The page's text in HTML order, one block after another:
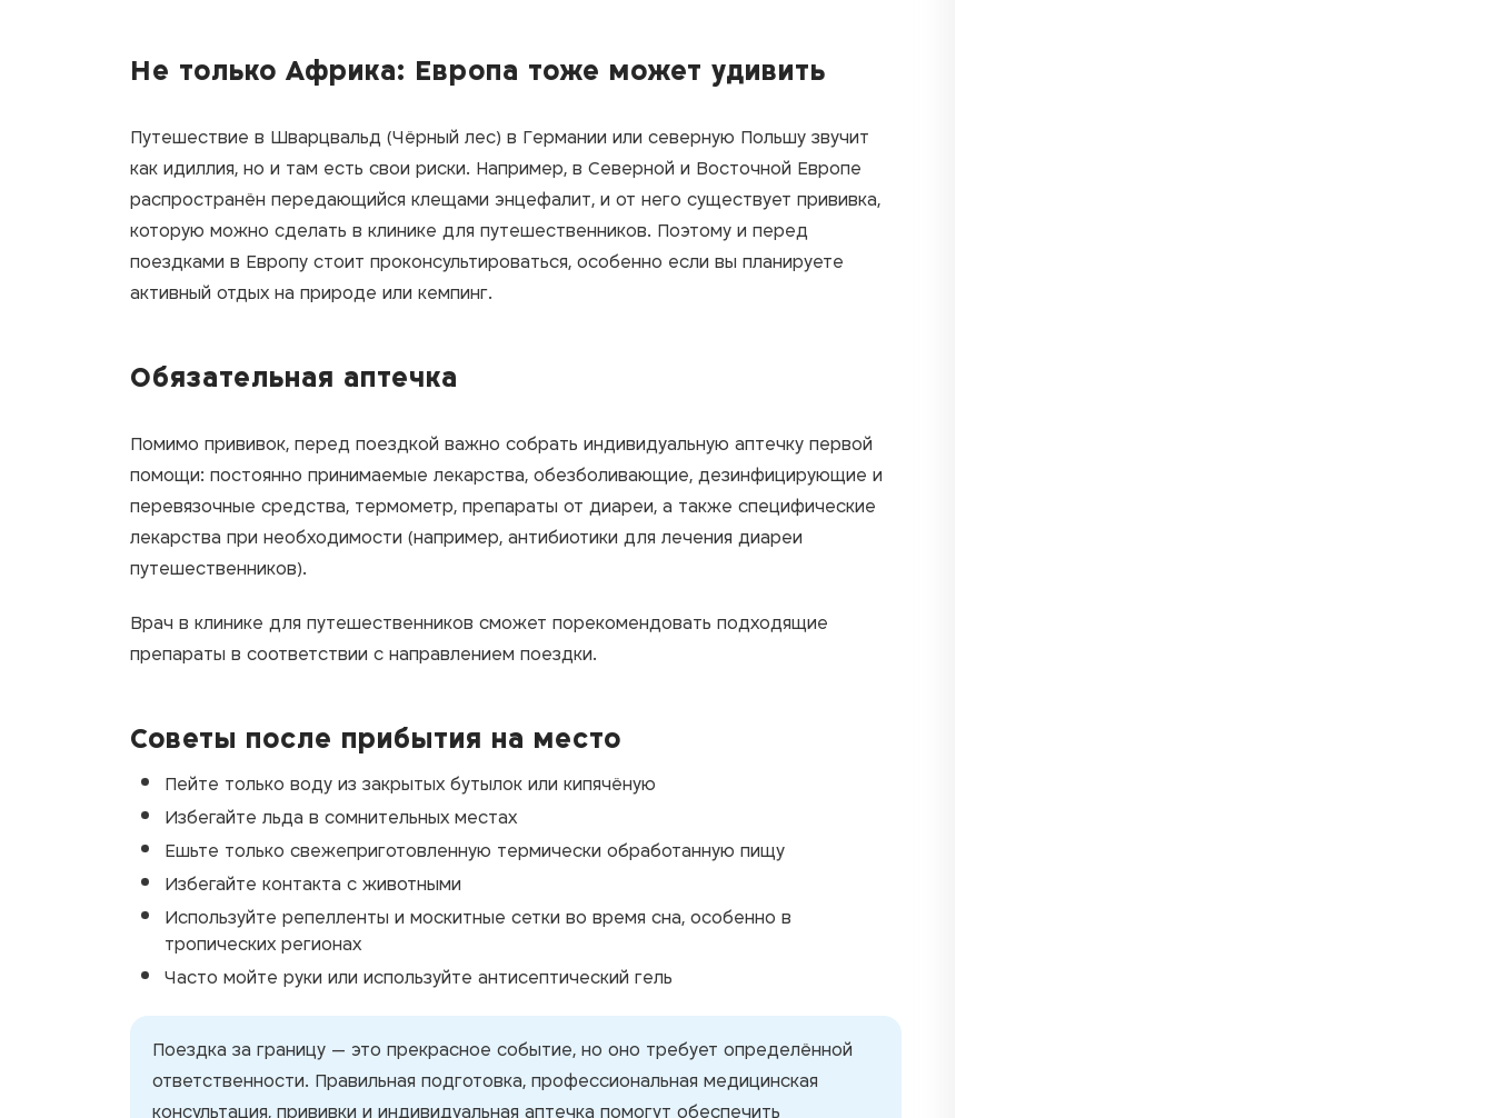
Не только Африка: Европа тоже может удивить
Путешествие в Шварцвальд (Чёрный лес) в Германии или северную Польшу звучит
как идиллия, но и там есть свои риски. Например, в Северной и Восточной Европе
распространён передающийся клещами энцефалит, и от него существует прививка,
которую можно сделать в клинике для путешественников. Поэтому и перед
поездками в Европу стоит проконсультироваться, особенно если вы планируете
активный отдых на природе или кемпинг.
Обязательная аптечка
Помимо прививок, перед поездкой важно собрать индивидуальную аптечку первой
помощи: постоянно принимаемые лекарства, обезболивающие, дезинфицирующие и
перевязочные средства, термометр, препараты от диареи, а также специфические
лекарства при необходимости (например, антибиотики для лечения диареи
путешественников).
Врач в клинике для путешественников сможет порекомендовать подходящие
препараты в соответствии с направлением поездки.
Советы после прибытия на место
Пейте только воду из закрытых бутылок или кипячёную
Избегайте льда в сомнительных местах
Ешьте только свежеприготовленную термически обработанную пищу
Избегайте контакта с животными
Используйте репелленты и москитные сетки во время сна, особенно в
тропических регионах
Часто мойте руки или используйте антисептический гель
Поездка за границу — это прекрасное событие, но оно требует определённой
ответственности. Правильная подготовка, профессиональная медицинская
консультация, прививки и индивидуальная аптечка помогут обеспечить